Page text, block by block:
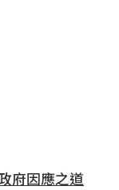
府因應之道